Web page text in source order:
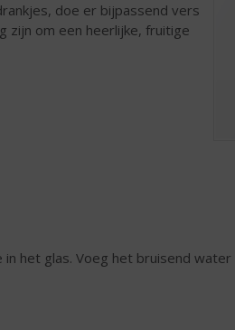
doe er bijpassend vers
zijn om een heerlijke, fruitige
in het glas. Voeg het bruisend